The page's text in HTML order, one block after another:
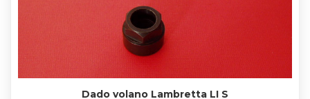
Dado volano Lambretta LI S